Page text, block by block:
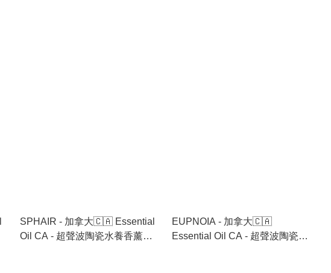
SPHAIR - 加拿大🇨🇦 Essential
Oil CA - 超聲波陶瓷水養香薰機
EUPNOIA - 加拿大🇨🇦
Essential Oil CA - 超聲波陶瓷水